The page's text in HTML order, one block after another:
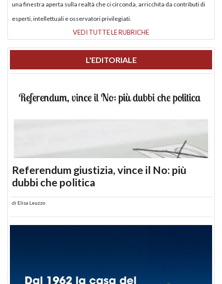
una finestra aperta sulla realtà che ci circonda, arricchita da contributi di
esperti, intellettuali e osservatori privilegiati.
VEDI TUTTE LE RUBRICHE
L'EDITORIALE
Referendum giustizia, vince il No: più
dubbi che politica
di Elisa Leuzzo